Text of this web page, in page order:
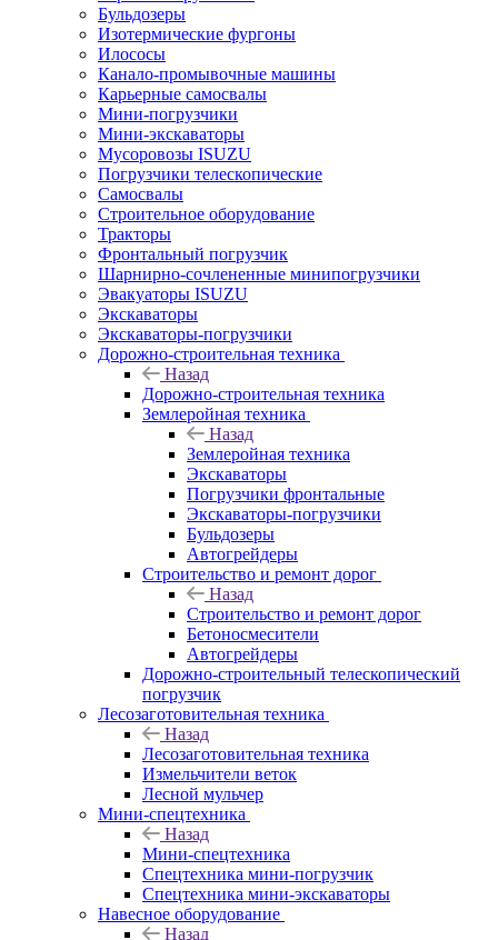
Бульдозеры
Изотермические фургоны
Илососы
Канало-промывочные машины
Карьерные самосвалы
Мини-погрузчики
Мини-экскаваторы
Мусоровозы ISUZU
Погрузчики телескопические
Самосвалы
Строительное оборудование
Тракторы
Фронтальный погрузчик
Шарнирно-сочлененные минипогрузчики
Эвакуаторы ISUZU
Экскаваторы
Экскаваторы-погрузчики
Дорожно-строительная техника
Назад
Дорожно-строительная техника
Землеройная техника
Назад
Землеройная техника
Экскаваторы
Погрузчики фронтальные
Экскаваторы-погрузчики
Бульдозеры
Автогрейдеры
Строительство и ремонт дорог
Назад
Строительство и ремонт дорог
Бетоносмесители
Автогрейдеры
Дорожно-строительный телескопический
погрузчик
Лесозаготовительная техника
Назад
Лесозаготовительная техника
Измельчители веток
Лесной мульчер
Мини-спецтехника
Назад
Мини-спецтехника
Спецтехника мини-погрузчик
Спецтехника мини-экскаваторы
Навесное оборудование
Назад